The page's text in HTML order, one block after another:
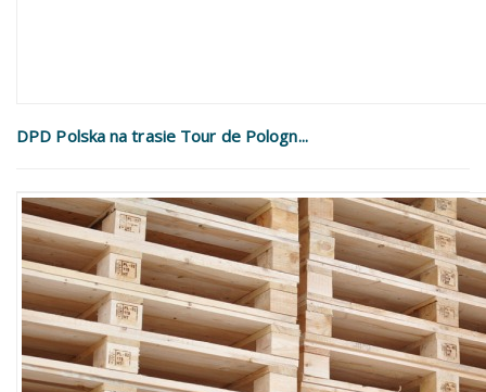
DPD Polska na trasie Tour de Pologn...